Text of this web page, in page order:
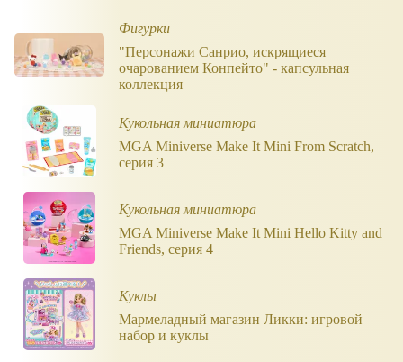
Фигурки
"Персонажи Санрио, искрящиеся
очарованием Конпейто" - капсульная
коллекция
Кукольная миниатюра
MGA Miniverse Make It Mini From Scratch,
серия 3
Кукольная миниатюра
MGA Miniverse Make It Mini Hello Kitty and
Friends, серия 4
Куклы
Мармеладный магазин Ликки: игровой
набор и куклы